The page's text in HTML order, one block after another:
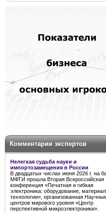
Комментарии экспертов
Нелегкая судьба науки и
импортозамещения в России
В двадцатых числах июня 2026 г. на
МФТИ прошла Вторая Всероссийская
конференция «Печатная и гибкая
электроника: оборудование,
технологии», организованная
центров мирового уровня «Центр
перспективной микроэлектроники».